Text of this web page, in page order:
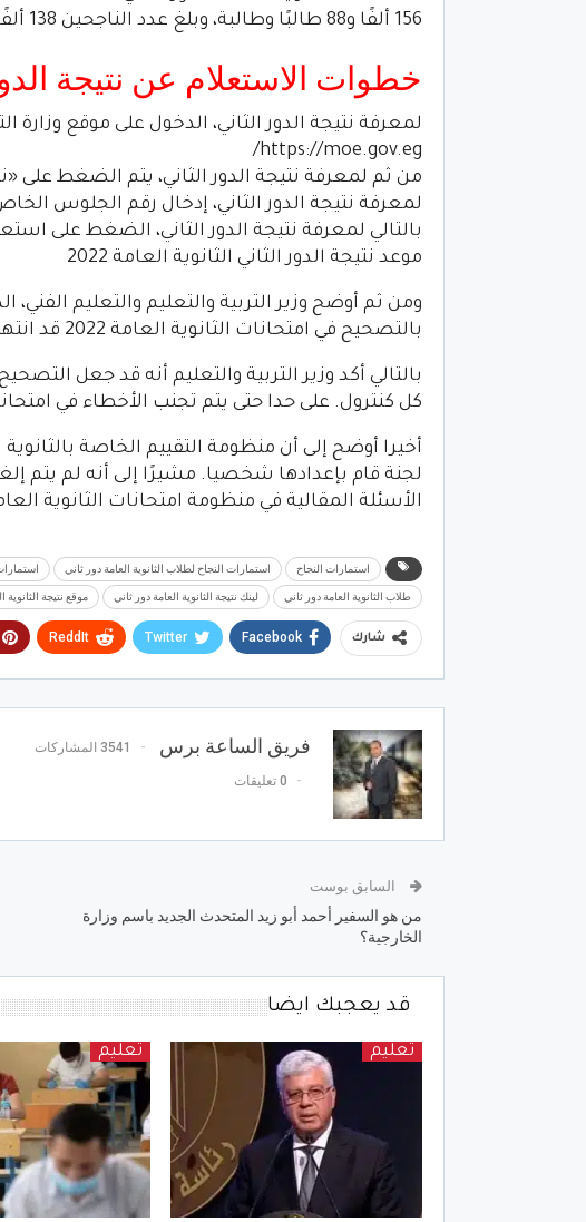
156 ألفًا و88 طالبًا وطالبة، وبلغ عدد الناجحين 138 ألفًا و475 طالبًا وطالبة.
خطوات الاستعلام عن نتيجة الدور
لمعرفة نتيجة الدور الثاني، الدخول على موقع وزارة
https://moe.gov.eg/
من ثم لمعرفة نتيجة الدور الثاني، يتم الضغط على
لمعرفة نتيجة الدور الثاني، إدخال رقم الجلوس
بالتالي لمعرفة نتيجة الدور الثاني، الضغط على
موعد نتيجة الدور الثاني الثانوية العامة 2022
ومن ثم أوضح وزير التربية والتعليم والتعليم
بالتصحيح في امتحانات الثانوية العامة 2022 قد انتهت.
كل كنترول. على حدا حتى يتم تجنب الأخطاء في امتحانات
أخيرا أوضح إلى أن منظومة التقييم الخاصة
لجنة قام بإعدادها شخصيا. مشيرًا إلى أنه لم يتم
الأسئلة المقالية في منظومة امتحانات الثانوية
استمارات النجاح استمارات النجاح لطلاب الثانوية العامة دور ثاني
طلاب الثانوية العامة دور ثاني لينك نتيجة الثانوية العامة دور ثاني موقع نتيجة الثانوية
شارك Facebook
Twitter
ReddIt
فريق الساعة برس 3541 المشاركات
0 تعليقات
السابق بوست
من هو السفير أحمد أبو زيد المتحدث الجديد باسم وزارة
الخارجية؟
قد يعجبك ايضا
تعليم تعليم